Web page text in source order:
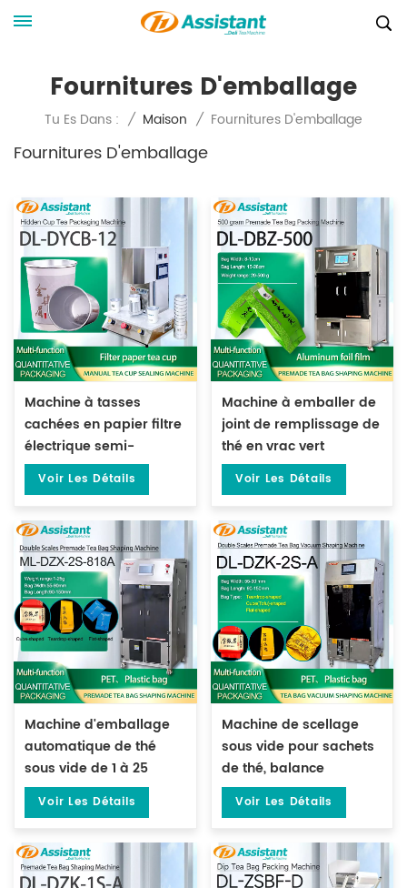
Fournitures D'emballage
Tu Es Dans : / Maison / Fournitures D'emballage
Fournitures D'emballage
Machine à tasses
cachées en papier filtre
électrique semi-
automatique pour le thé
DL-DYCB-12
Voir Les Détails
Machine à emballer de
joint de remplissage de
thé en vrac vert
préfabriqué de 500
grammes DL-DBZ-500
Voir Les Détails
Machine d'emballage
automatique de thé
sous vide de 1 à 25
grammes, pour sacs
Voir Les Détails
Machine de scellage
sous vide pour sachets
de thé, balance
électronique à double
Voir Les Détails